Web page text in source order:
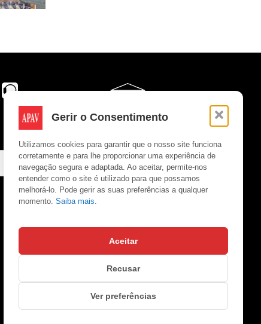
Gerir o Consentimento
Utilizamos cookies para garantir que o nosso site funciona
corretamente e para lhe proporcionar uma experiência de
navegação segura e adaptada. Ao aceitar, permite-nos
entender como o site é utilizado para que possamos
melhorá-lo. Pode gerir as suas preferências a qualquer
momento. Saiba mais.
Aceitar
Recusar
Ver preferências
Copyright © APAV 2026